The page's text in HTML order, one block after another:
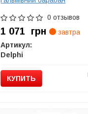
0 отзывов
1 071 грн
завтра
Артикул:
Delphi
КУПИТЬ